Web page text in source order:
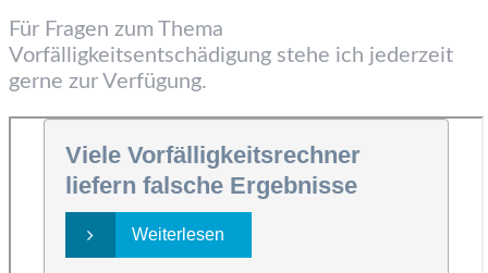
Für Fragen zum Thema
Vorfälligkeitsentschädigung stehe ich jederzeit
gerne zur Verfügung.